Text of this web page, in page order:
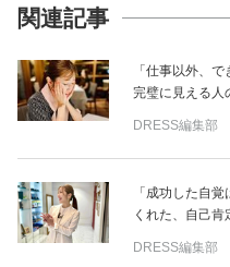
関連記事
「仕事以外、
完璧に見える人
DRESS編集部
「成功した自
くれた、自己
DRESS編集部